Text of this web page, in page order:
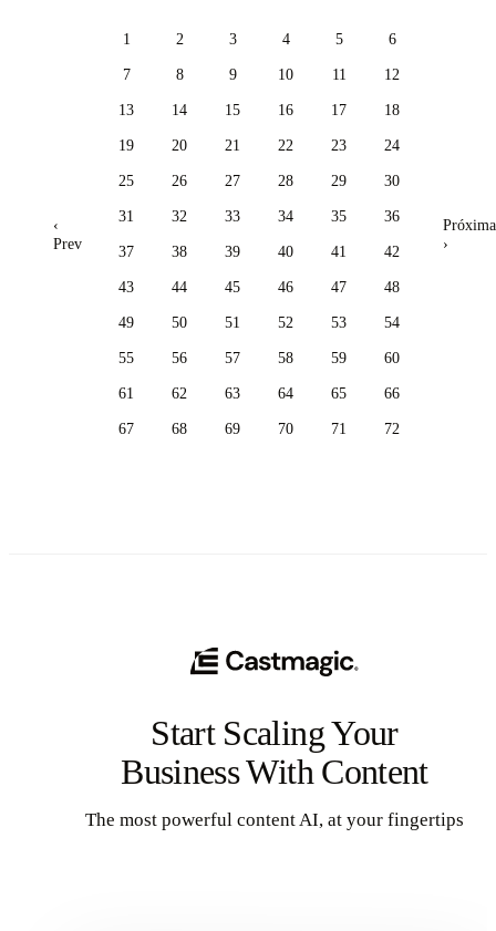
‹
Prev
1 2 3 4 5 6
7 8 9 10 11 12
13 14 15 16 17 18
19 20 21 22 23 24
25 26 27 28 29 30
31 32 33 34 35 36
37 38 39 40 41 42
43 44 45 46 47 48
49 50 51 52 53 54
55 56 57 58 59 60
61 62 63 64 65 66
67 68 69 70 71 72
Próxima
›
Start Scaling Your
Business With Content
The most powerful content AI, at your fingertips